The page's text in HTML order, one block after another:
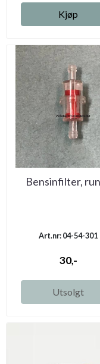
Kjøp
Bensinfilter,
Art.nr: 04-54-301
30,-
Utsolgt